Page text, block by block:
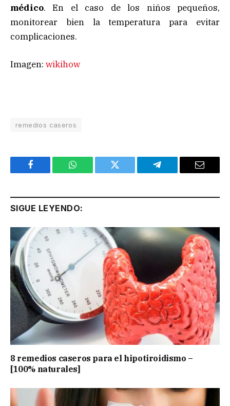
médico. En el caso de los niños pequeños,
monitorear bien la temperatura para evitar
complicaciones.
Imagen: wikihow
remedios caseros
Facebook WhatsApp Twitter Telegram Email
SIGUE LEYENDO:
8 remedios caseros para el hipotiroidismo –
[100% naturales]